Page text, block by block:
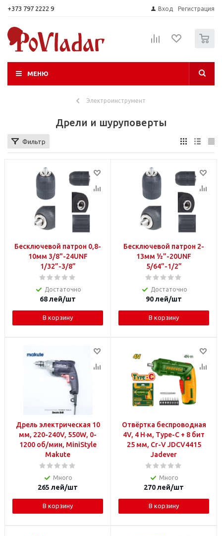
+373 797 2222 9 Вход Регистрация
МЕНЮ
Электроинструмент
Дрели и шуруповерты
Фильтр
Бесключевой патрон 0,8-
10мм 3/8"-24UNF
1/32”-3/8”
Достаточно
68лей/шт
В корзину
Бесключевой патрон 2-
13мм ½”-20UNF
5/64”-1/2”
Достаточно
90лей/шт
В корзину
Дрель электрическая 10
мм, 220-240V, 550W, 0-
1200 об/мин, MiniStyle
Makute
Много
265 лей/шт
В корзину
Отвёртка беспроводная
4V, 4 Н·м, Type-C + 8 бит
25 мм, Cr-V JDCV4415
Jadever
Много
270лей/шт
В корзину